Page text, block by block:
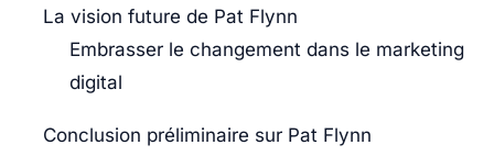
La vision future de Pat Flynn
Embrasser le changement dans le marketing
digital
Conclusion préliminaire sur Pat Flynn